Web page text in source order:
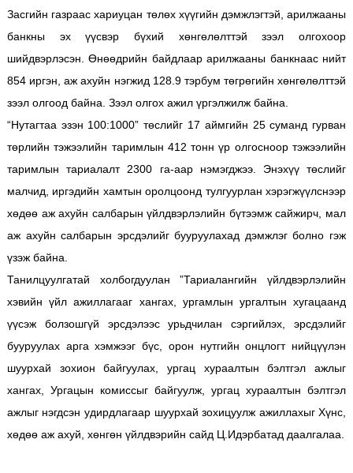
Засгийн газраас хариуцан төлөх хүүгийн дэмжлэгтэй, арилжааны
банкны эх үүсвэр бүхий хөнгөлөлттэй зээл олгохоор
шийдвэрлэсэн. Өнөөдрийн байдлаар арилжааны банкнаас нийт
854 иргэн, аж ахуйн нэгжид 128.9 тэрбум төгрөгийн хөнгөлөлттэй
зээл олгоод байна. Зээл олгох ажил үргэлжилж байна.
“Нутагтаа эзэн 100:1000” төслийг 17 аймгийн 25 суманд гурван
төрлийн тэжээлийн таримлын 412 тонн үр олгосноор тэжээлийн
таримлын тариалалт 2300 га-аар нэмэгджээ. Энэхүү төслийг
малчид, иргэдийн хамтын оролцоонд тулгуурлан хэрэгжүүлснээр
хөдөө аж ахуйн салбарын үйлдвэрлэлийн бүтээмж сайжирч, мал
аж ахуйн салбарын эрсдэлийг бууруулахад дэмжлэг болно гэж
үзэж байна.
Танилцуулгатай холбогдуулан ”Тариалангийн үйлдвэрлэлийн
хэвийн үйл ажиллагааг хангах, ургамлын ургалтын хугацаанд
үүсэж болзошгүй эрсдэлээс урьдчилан сэргийлэх, эрсдэлийг
бууруулах арга хэмжээг бүс, орон нутгийн онцлогт нийцүүлэн
шуурхай зохион байгуулах, ургац хураалтын бэлтгэл ажлыг
хангах, Ургацын комиссыг байгуулж, ургац хураалтын бэлтгэл
ажлыг нэгдсэн удирдлагаар шуурхай зохицуулж ажиллахыг Хүнс,
хөдөө аж ахуй, хөнгөн үйлдвэрийн сайд Ц.Идэрбатад даалгалаа.